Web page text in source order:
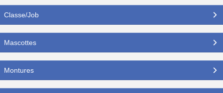
Classe/Job
Mascottes
Montures